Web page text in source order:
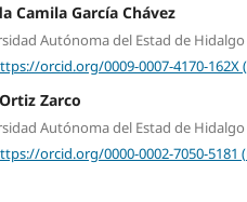
Camila García Chávez
Autónoma del Estad de Hidalgo
orcid.org/0009-0007-4170-
Zarco
Autónoma del Estad de Hidalgo
orcid.org/0000-0002-7050-5181